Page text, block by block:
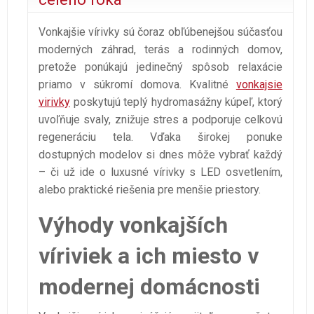
Vonkajšie vírivky sú čoraz obľúbenejšou súčasťou
moderných záhrad, terás a rodinných domov,
pretože ponúkajú jedinečný spôsob relaxácie
priamo v súkromí domova. Kvalitné vonkajsie
virivky poskytujú teplý hydromasážny kúpeľ, ktorý
uvoľňuje svaly, znižuje stres a podporuje celkovú
regeneráciu tela. Vďaka širokej ponuke
dostupných modelov si dnes môže vybrať každý
– či už ide o luxusné vírivky s LED osvetlením,
alebo praktické riešenia pre menšie priestory.
Výhody vonkajších
víriviek a ich miesto v
modernej domácnosti